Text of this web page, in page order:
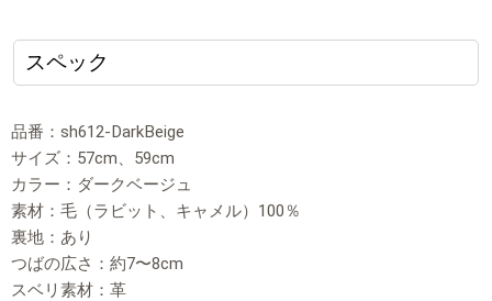
スペック
品番：sh612-DarkBeige
サイズ：57cm、59cm
カラー：ダークベージュ
素材：毛（ラビット、キャメル）100％
裏地：あり
つばの広さ：約7〜8cm
スベリ素材：革